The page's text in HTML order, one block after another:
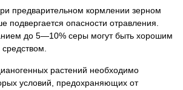
предварительном кормлении зерном
подвергается опасности отравления.
до 5—10% серы могут быть хорошим
растений необходимо
условий, предохраняющих от